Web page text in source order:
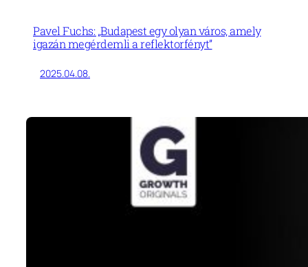
Pavel Fuchs: „Budapest egy olyan város, amely
igazán megérdemli a reflektorfényt”
2025.04.08.